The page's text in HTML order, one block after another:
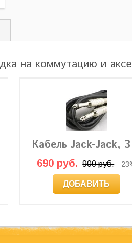
на коммутацию и
Кабель Jack-Jack,
690 руб. 900 руб. -
ДОБАВИТЬ